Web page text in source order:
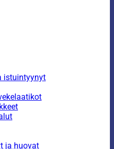
istuintyynyt
ja huovat